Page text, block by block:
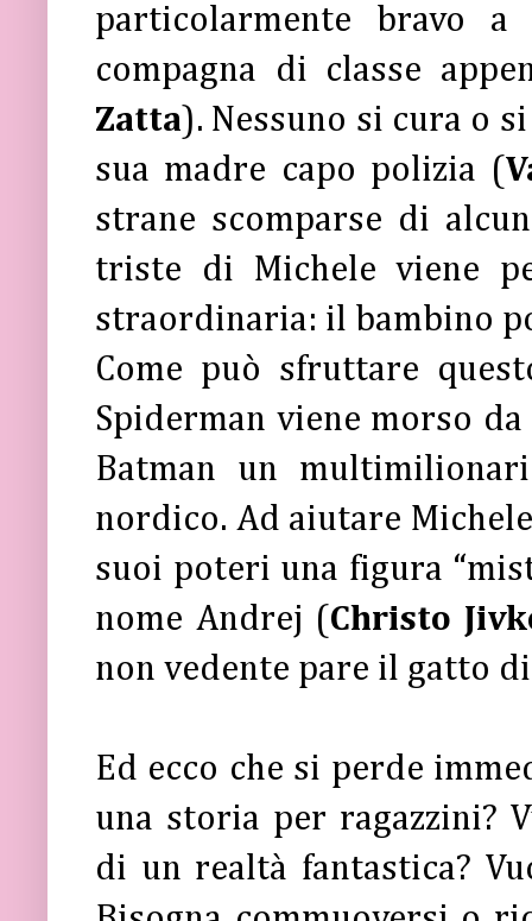
particolarmente bravo
compagna di classe
Zatta). Nessuno si cura o
sua madre capo polizia (
strane scomparse di
triste di Michele viene
straordinaria: il bambino
Come può sfruttare
Spiderman viene morso
Batman un
nordico. Ad aiutare
suoi poteri una figura
nome Andrej (Christo
non vedente pare il gatto
Ed ecco che si perde
una storia per ragazzini?
di un realtà fantastica?